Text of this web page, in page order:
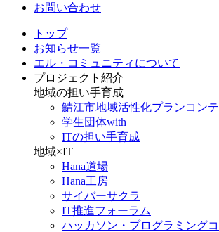
お問い合わせ
トップ
お知らせ一覧
エル・コミュニティについて
プロジェクト紹介
地域の担い手育成
鯖江市地域活性化プランコンテ
学生団体with
ITの担い手育成
地域×IT
Hana道場
Hana工房
サイバーサクラ
IT推進フォーラム
ハッカソン・プログラミング